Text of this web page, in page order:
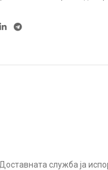
. Доставната служба ја